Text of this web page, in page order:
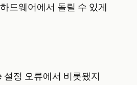
드웨어에서 돌릴 수 있게
정 오류에서 비롯됐지